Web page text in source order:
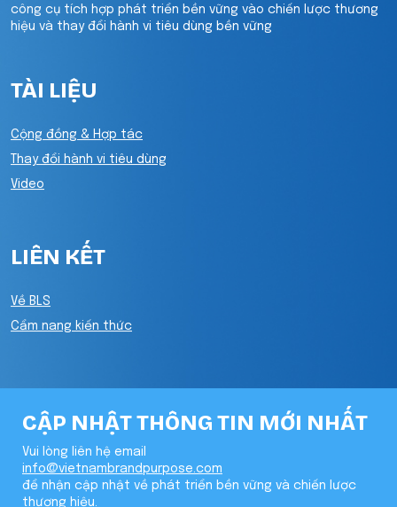
công cụ tích hợp phát triển bền vững vào chiến lược thương
hiệu và thay đổi hành vi tiêu dùng bền vững
TÀI LIỆU
Cộng đồng & Hợp tác
Thay đổi hành vi tiêu dùng
Video
LIÊN KẾT
Về BLS
Cẩm nang kiến thức
CẬP NHẬT THÔNG TIN MỚI NHẤT
Vui lòng liên hệ email
info@vietnambrandpurpose.com
để nhận cập nhật về phát triển bền vững và chiến lược
thương hiệu.